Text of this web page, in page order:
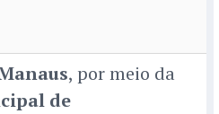
, por meio da
de